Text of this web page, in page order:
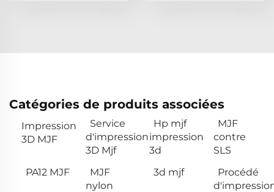
Catégories de produits associées
Impression
3D MJF
Service
d'impression
3D Mjf
Hp mjf
impression
3d
MJF
contre
SLS
PA12 MJF
MJF
nylon
3d mjf
Procédé